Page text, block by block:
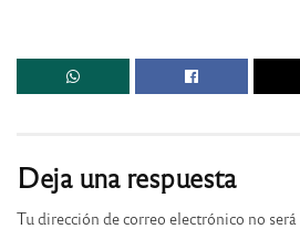
Deja una respuesta
Tu dirección de correo electrónico no será